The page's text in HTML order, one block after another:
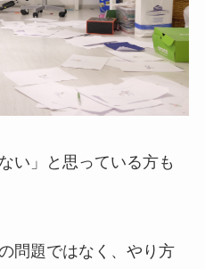
い」と思っている方も
問題ではなく、やり方